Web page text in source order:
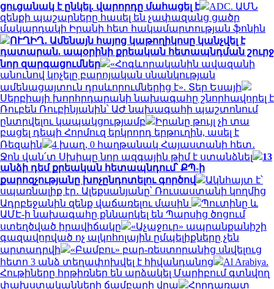
ցուցանակ է ընկել. վարորդը մահացել է
ADC. ԱՄՆ
զենքի պաշարները հասել են չափազանց ցածր
մակարդակի Իրանի հետ հակամարտության ֆոնին
ՈՒՂԻՂ․ Ամենայն հայոց կաթողիկոսը կանչվել է
դատարան. ապօրինի քրեական հետապնդման շուրջ
նոր զարգացումներ
«Հոգևորականին ավազանի
անունով կոչելը բարոյական սնանկության
ամենացայտուն դրսևորումներից է». Տեր Եսայի
Սերբիայի խորհրդարանի նախագահը շնորհավորել է
Ռուբեն Ռուբինյանին՝ ԱԺ նախագահի պաշտոնում
ընտրվելու կապակցությամբ
Իրանը թույլ չի տա
բացել դեպի Հորմուզ երկրորդ երթուղին, ասել է
Ռեզաին
4 խաղ, 0 հաղթանակ Հայաստանի հետ․
Ջոն վան՛տ Սխիպը նոր ազգային թիմ է ստանձնել
13
անձի դեմ քրեական հետապնդում՝ ՔՊ-ի
քարոզչությանը խոչընդոտելու գործով
Ակնհայտ է՝
սպառնալիք էր․ Ալեքսանյանը՝ Ռուսաստանի կողմից
Ադրբեջանին զենք վաճառելու մասին
Պուտինը և
ԱՄԷ-ի նախագահը քննարկել են Պարսից ծոցում
ստեղծված իրավիճակը
«Աչաջուր» ապրանքանիշի
գազավորված ոչ ալկոհոլային ըմպելիքները չեն
արտադրվի
«Բամբու» բար-ռեստորանից սնվելուց
հետո 3 անձ տեղափոխվել է հիվանդանոց
Al Arabiya.
Հութիները հրթիռներ են արձակել Մարիբում գտնվող
փախստականների ճամբարի վրա
Հորդառատ